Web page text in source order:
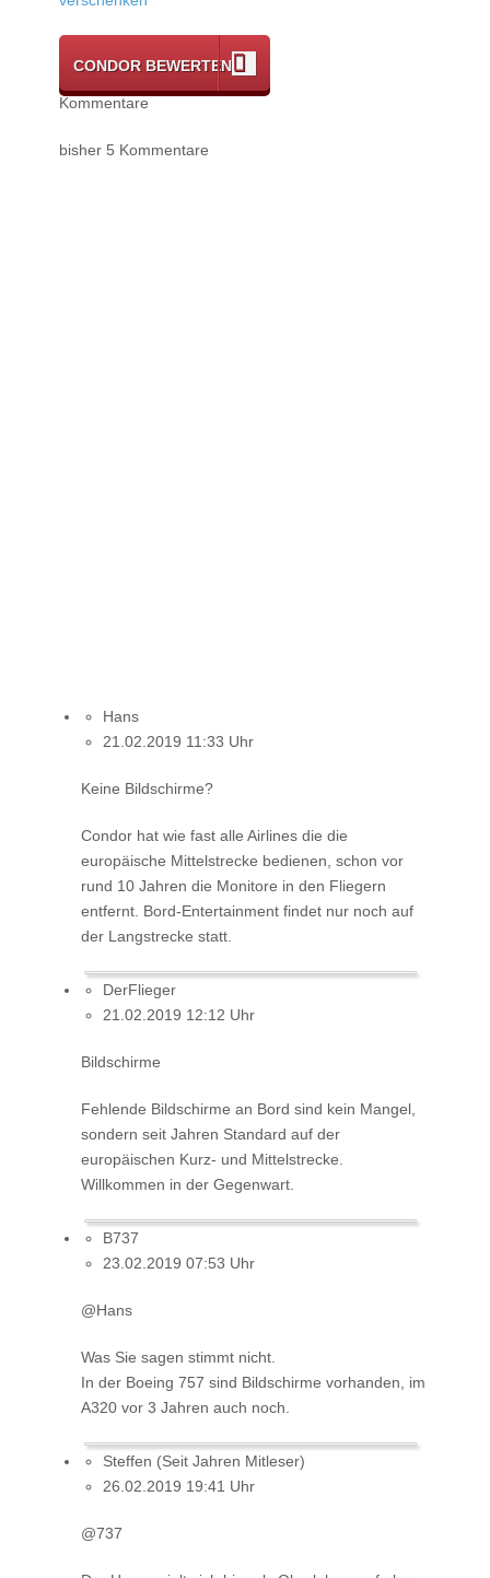
CONDOR BEWERTEN
Kommentare
bisher 5 Kommentare
Hans
21.02.2019 11:33 Uhr
Keine Bildschirme?
Condor hat wie fast alle Airlines die die
europäische Mittelstrecke bedienen, schon vor
rund 10 Jahren die Monitore in den Fliegern
entfernt. Bord-Entertainment findet nur noch auf
der Langstrecke statt.
DerFlieger
21.02.2019 12:12 Uhr
Bildschirme
Fehlende Bildschirme an Bord sind kein Mangel,
sondern seit Jahren Standard auf der
europäischen Kurz- und Mittelstrecke.
Willkommen in der Gegenwart.
B737
23.02.2019 07:53 Uhr
@Hans
Was Sie sagen stimmt nicht.
In der Boeing 757 sind Bildschirme vorhanden, im
A320 vor 3 Jahren auch noch.
Steffen (Seit Jahren Mitleser)
26.02.2019 19:41 Uhr
@737